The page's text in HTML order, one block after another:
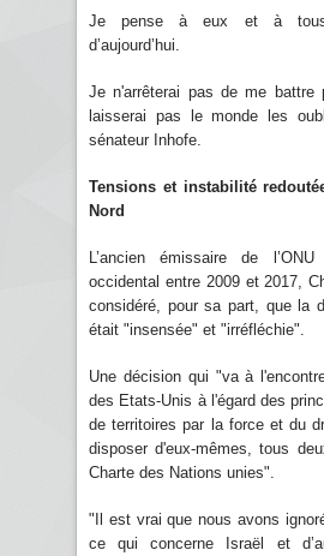
Je pense à eux et à tous
d’aujourd’hui.
Je n'arrêterai pas de me battre
laisserai pas le monde les
sénateur Inhofe.
Tensions et instabilité
Nord
L’ancien émissaire de
occidental entre 2009 et 2017,
considéré, pour sa part, que la
était "insensée" et "irréfléchie".
Une décision qui "va à
des Etats-Unis à l'égard des
de territoires par la force et du
disposer d'eux-mêmes, tous
Charte des Nations unies".
"Il est vrai que nous avons
ce qui concerne Israël et